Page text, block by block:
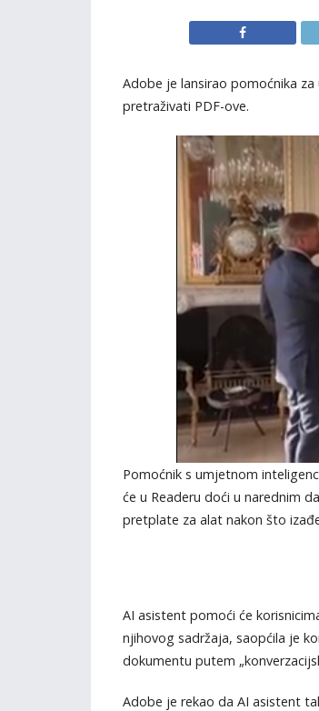
Adobe je lansirao pomoćnika
pretraživati PDF-ove.
Pomoćnik s umjetnom
će u Readeru doći u narednim
pretplate za alat nakon što
AI asistent pomoći će
njihovog sadržaja, saopćila je
dokumentu putem
Adobe je rekao da AI asistent